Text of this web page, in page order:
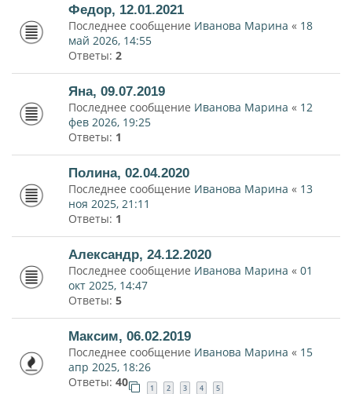
Федор, 12.01.2021
Последнее сообщение Иванова Марина « 18
май 2026, 14:55
Ответы: 2
Яна, 09.07.2019
Последнее сообщение Иванова Марина « 12
фев 2026, 19:25
Ответы: 1
Полина, 02.04.2020
Последнее сообщение Иванова Марина « 13
ноя 2025, 21:11
Ответы: 1
Александр, 24.12.2020
Последнее сообщение Иванова Марина « 01
окт 2025, 14:47
Ответы: 5
Максим, 06.02.2019
Последнее сообщение Иванова Марина « 15
апр 2025, 18:26
Ответы: 40 1 2 3 4 5